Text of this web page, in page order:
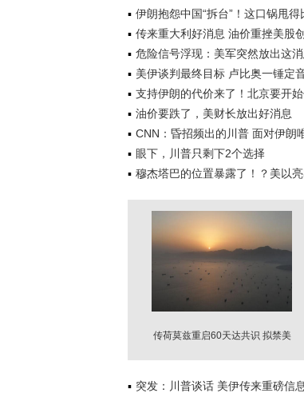
伊朗抱怨中国“拆台”！这口锅甩
传来重大利好消息 油价重挫美股
危险信号浮现：美军突然放出这消
美伊谈判最终目标 卢比奥一锤定
支持伊朗的代价来了！北京要开
油价要跌了，美财长放出好消息
CNN：昏招频出的川普 面对伊朗
眼下，川普只剩下2个选择
穆杰塔巴的位置暴露了！？美以
传荷莫兹重启60天达共识 拟禁美
突发：川普谈话 美伊传来重磅信息